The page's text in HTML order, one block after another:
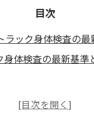
目次
ラック身体検査の最
身体検査の最新基準
トラック協会と健康